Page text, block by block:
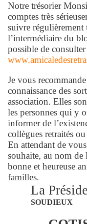
Notre trésorier
comptes très
suivre régulièrement
l’intermédiaire du
possible de
Je vous
connaissance des
association. Elles
les personnes qui y
informer de
collègues retraités
En attendant de
souhaite, au nom de
bonne et heureuse
familles.
La
SOUDIEUX